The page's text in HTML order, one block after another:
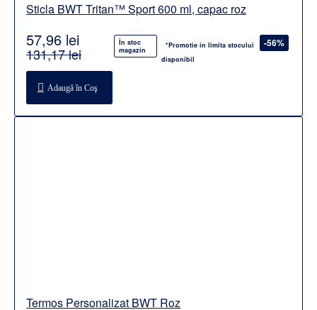
Sticla BWT Tritan™ Sport 600 ml, capac roz
În stoc
magazin
*Promotie in limita stocului
disponibil
-56%
57,96 lei
131,17 lei
Adaugă în Coş
Termos Personalizat BWT Roz